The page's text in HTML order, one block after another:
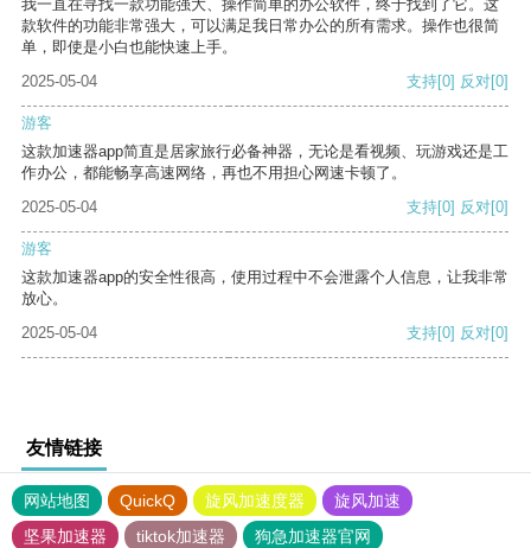
我一直在寻找一款功能强大、操作简单的办公软件，终于找到了它。这
款软件的功能非常强大，可以满足我日常办公的所有需求。操作也很简
单，即使是小白也能快速上手。
2025-05-04
支持[0] 反对[0]
游客
这款加速器app简直是居家旅行必备神器，无论是看视频、玩游戏还是工
作办公，都能畅享高速网络，再也不用担心网速卡顿了。
2025-05-04
支持[0] 反对[0]
游客
这款加速器app的安全性很高，使用过程中不会泄露个人信息，让我非常
放心。
2025-05-04
支持[0] 反对[0]
友情链接
网站地图 QuickQ 旋风加速度器
旋风加速
坚果加速器
tiktok加速器
狗急加速器官网